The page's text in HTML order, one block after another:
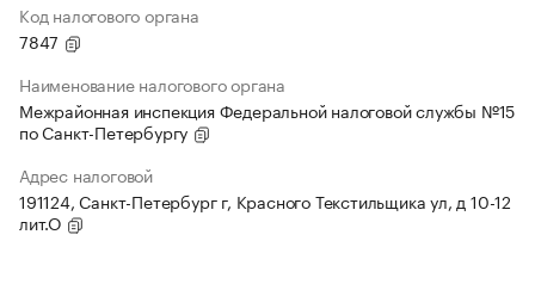
Код налогового органа
7847
Наименование налогового органа
Межрайонная инспекция Федеральной налоговой службы №15
по Санкт-Петербургу
Адрес налоговой
191124, Санкт-Петербург г, Красного Текстильщика ул, д 10-12
лит.О